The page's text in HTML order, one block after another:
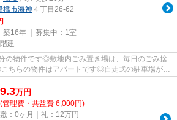
橋市海神 ４丁目26-62
築16年 ｜募集中： 1室
建
の物件です◎敷地内ごみ置き場は、毎日のごみ捨
ちらの物件はアパートです◎自走式の駐車場があ
用意...
9.3万円
(管理費・共益費 6,000円)
敷：0ヶ月｜礼：12万円